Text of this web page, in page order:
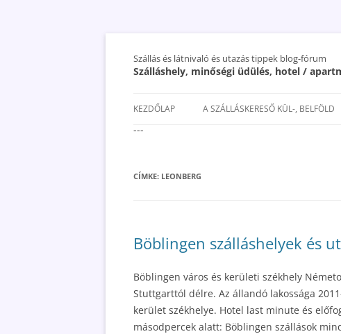
Szállás és látnivaló és utazás tippek blog-fórum
Szálláshely, minőségi üdülés, hotel /
KEZDŐLAP A SZÁLLÁSKERESŐ KÜL-, BELFÖLD
---
CÍMKE: LEONBERG
Böblingen szálláshelyek és
Böblingen város és kerületi székhely
Stuttgarttól délre. Az állandó lakossága
kerület székhelye. Hotel last minute és
másodpercek alatt: Böblingen szállások